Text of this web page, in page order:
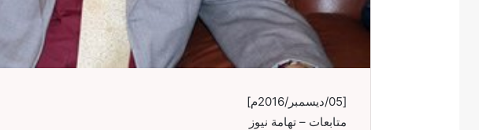
[05/ديسمبر/2016م]
متابعات – تهامة نيوز